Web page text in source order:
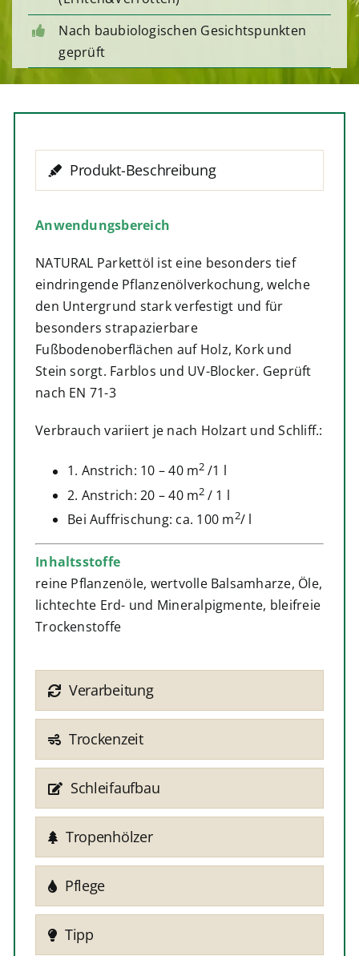
Nach baubiologischen Gesichtspunkten
geprüft
Produkt-Beschreibung
Anwendungsbereich
NATURAL Parkettöl ist eine besonders tief
eindringende Pflanzenölverkochung, welche
den Untergrund stark verfestigt und für
besonders strapazierbare
Fußbodenoberflächen auf Holz, Kork und
Stein sorgt. Farblos und UV-Blocker. Geprüft
nach EN 71-3
Verbrauch variiert je nach Holzart und Schliff.:
1. Anstrich: 10 – 40 m2 /1 l
2. Anstrich: 20 – 40 m2 / 1 l
Bei Auffrischung: ca. 100 m2/ l
Inhaltsstoffe
reine Pflanzenöle, wertvolle Balsamharze, Öle,
lichtechte Erd- und Mineralpigmente, bleifreie
Trockenstoffe
Verarbeitung
Trockenzeit
Schleifaufbau
Tropenhölzer
Pflege
Tipp